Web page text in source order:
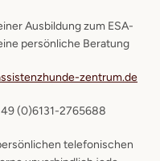
Ausbildung zum ESA-
persönliche Beratung
zentrum.de
(0)6131-2765688
telefonischen